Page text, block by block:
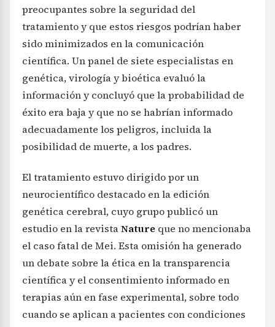
preocupantes sobre la seguridad del
tratamiento y que estos riesgos podrían haber
sido minimizados en la comunicación
científica. Un panel de siete especialistas en
genética, virología y bioética evaluó la
información y concluyó que la probabilidad de
éxito era baja y que no se habrían informado
adecuadamente los peligros, incluida la
posibilidad de muerte, a los padres.
El tratamiento estuvo dirigido por un
neurocientífico destacado en la edición
genética cerebral, cuyo grupo publicó un
estudio en la revistaNature que no mencionaba
el caso fatal de Mei. Esta omisión ha generado
un debate sobre la ética en la transparencia
científica y el consentimiento informado en
terapias aún en fase experimental, sobre todo
cuando se aplican a pacientes con condiciones